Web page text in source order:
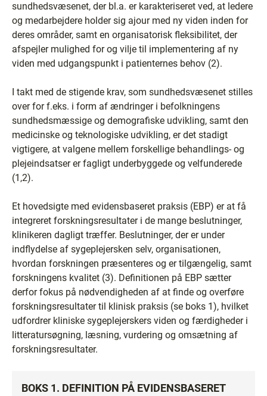
sundhedsvæsenet, der bl.a. er karakteriseret ved, at ledere
og medarbejdere holder sig ajour med ny viden inden for
deres områder, samt en organisatorisk fleksibilitet, der
afspejler mulighed for og vilje til implementering af ny
viden med udgangspunkt i patienternes behov (2).
I takt med de stigende krav, som sundhedsvæsenet stilles
over for f.eks. i form af ændringer i befolkningens
sundhedsmæssige og demografiske udvikling, samt den
medicinske og teknologiske udvikling, er det stadigt
vigtigere, at valgene mellem forskellige behandlings- og
plejeindsatser er fagligt underbyggede og velfunderede
(1,2).
Et hovedsigte med evidensbaseret praksis (EBP) er at få
integreret forskningsresultater i de mange beslutninger,
klinikeren dagligt træffer. Beslutninger, der er under
indflydelse af sygeplejersken selv, organisationen,
hvordan forskningen præsenteres og er tilgængelig, samt
forskningens kvalitet (3). Definitionen på EBP sætter
derfor fokus på nødvendigheden af at finde og overføre
forskningsresultater til klinisk praksis (se boks 1), hvilket
udfordrer kliniske sygeplejerskers viden og færdigheder i
litteratursøgning, læsning, vurdering og omsætning af
forskningsresultater.
BOKS 1. DEFINITION PÅ EVIDENSBASERET